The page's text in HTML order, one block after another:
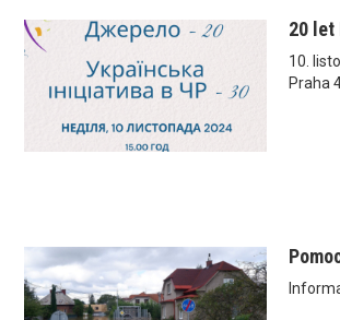
20 let
10.
Praha